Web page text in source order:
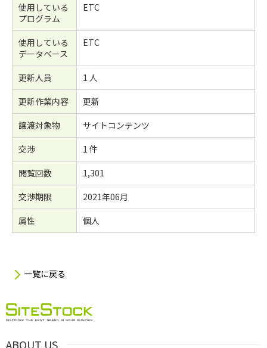
使用している
プログラム
ETC
使用している
データベース
ETC
更新人員
1 人
更新作業内容
更新
譲渡対象物
サイトコンテンツ
交渉
1 件
閲覧回数
1,301
交渉期限
2021年06月
属性
個人
一覧に戻る
ABOUT US